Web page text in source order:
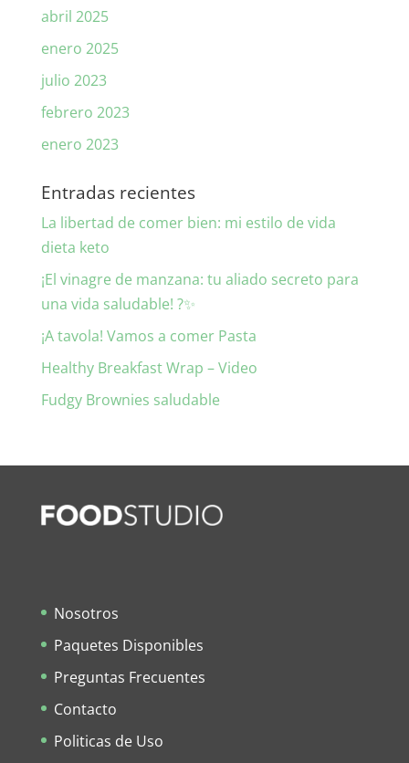
abril 2025
enero 2025
julio 2023
febrero 2023
enero 2023
Entradas recientes
La libertad de comer bien: mi estilo de vida
dieta keto
¡El vinagre de manzana: tu aliado secreto para
una vida saludable! ?✨
¡A tavola! Vamos a comer Pasta
Healthy Breakfast Wrap – Video
Fudgy Brownies saludable
Nosotros
Paquetes Disponibles
Preguntas Frecuentes
Contacto
Politicas de Uso